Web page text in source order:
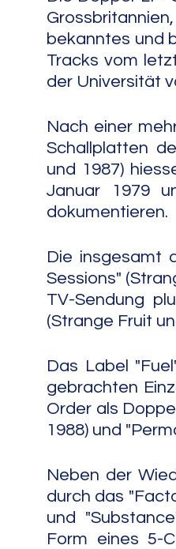
bekanntes und
Tracks vom
der Universität
Nach einer
Schallplatten
und 1987)
Januar 1979
dokumentieren.
Die insgesamt
Sessions"
TV-Sendung
(Strange Fruit
Das Label
gebrachten
Order als
1988) und
Neben der
durch das
und
Form eines 5-